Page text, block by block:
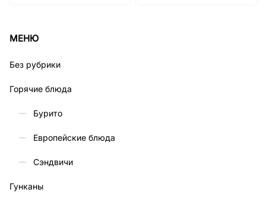
МЕНЮ
Без рубрики
Горячие блюда
Бурито
Европейские блюда
Сэндвичи
Гунканы